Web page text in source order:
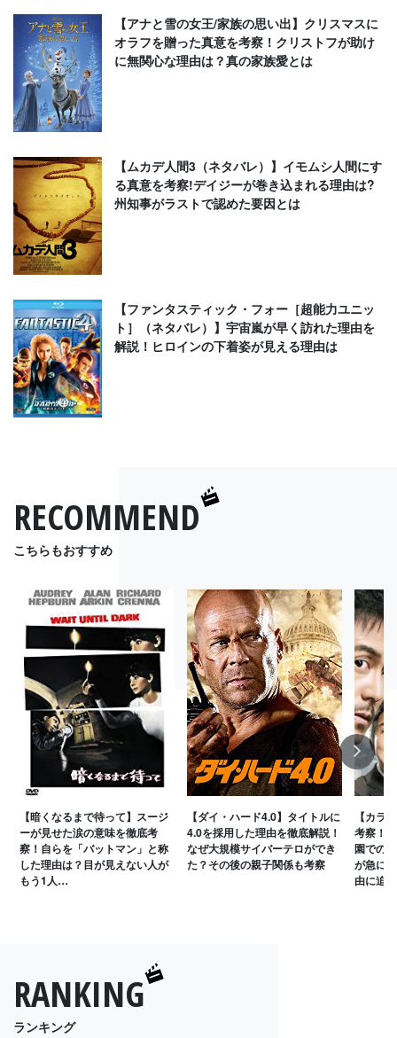
【アナと雪の女王/家族の思い出】クリスマスに
オラフを贈った真意を考察！クリストフが助け
に無関心な理由は？真の家族愛とは
【ムカデ人間3（ネタバレ）】イモムシ人間にす
る真意を考察!デイジーが巻き込まれる理由は?
州知事がラストで認めた要因とは
【ファンタスティック・フォー［超能力ユニッ
ト］（ネタバレ）】宇宙嵐が早く訪れた理由を
解説！ヒロインの下着姿が見える理由は
RECOMMEND
こちらもおすすめ
【暗くなるまで待って】スージ
ーが見せた涙の意味を徹底考
察！自らを「バットマン」と称
した理由は？目が見えない人が
もう1人…
【ダイ・ハード4.0】タイトルに
4.0を採用した理由を徹底解説！
なぜ大規模サイバーテロができ
た？その後の親子関係も考察
【カラ
考察！
園での
が急に
由に迫る
Next
RANKING
ランキング